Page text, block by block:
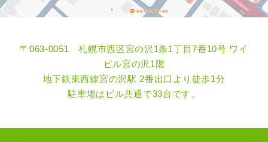
〒063-0051 札幌市西区宮の沢1条1丁目7番10号 ワイ
ビル宮の沢1階
地下鉄東西線宮の沢駅 2番出口より徒歩1分
駐車場はビル共通で33台です。